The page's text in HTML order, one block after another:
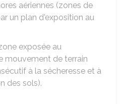
aériennes (zones de
un plan d'exposition au
exposée au
mouvement de terrain
à la sécheresse et à
des sols).